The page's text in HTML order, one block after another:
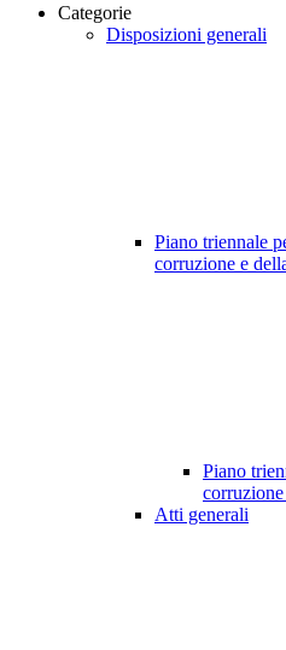
Categorie
Disposizioni generali
Piano triennale
corruzione e
Piano
Atti generali